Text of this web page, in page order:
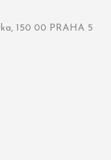
150 00 PRAHA 5